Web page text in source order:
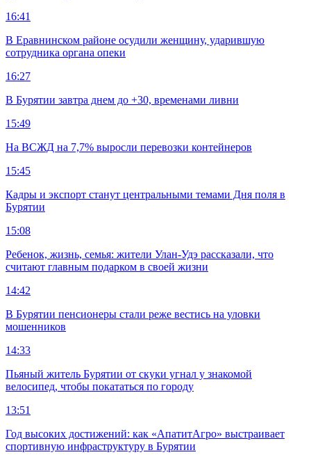
16:41
В Еравнинском районе осудили женщину, ударившую
сотрудника органа опеки
16:27
В Бурятии завтра днем до +30, временами ливни
15:49
На ВСЖД на 7,7% выросли перевозки контейнеров
15:45
Кадры и экспорт станут центральными темами Дня поля в
Бурятии
15:08
Ребенок, жизнь, семья: жители Улан-Удэ рассказали, что
считают главным подарком в своей жизни
14:42
В Бурятии пенсионеры стали реже вестись на уловки
мошенников
14:33
Пьяный житель Бурятии от скуки угнал у знакомой
велосипед, чтобы покататься по городу
13:51
Год высоких достижений: как «АпатитАгро» выстраивает
спортивную инфраструктуру в Бурятии